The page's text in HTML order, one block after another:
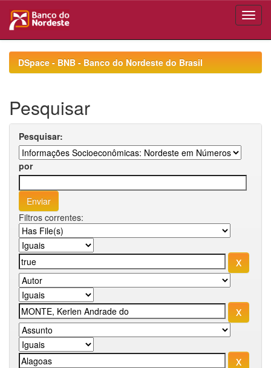
navigationDSpace - BNB - Banco do Nordeste do Brasil
Pesquisar
Pesquisar:
por
Filtros correntes: